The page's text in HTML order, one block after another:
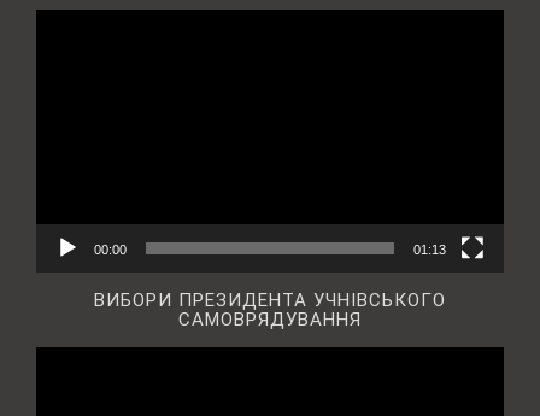
00:00 01:13
ВИБОРИ ПРЕЗИДЕНТА УЧНІВСЬКОГО
САМОВРЯДУВАННЯ